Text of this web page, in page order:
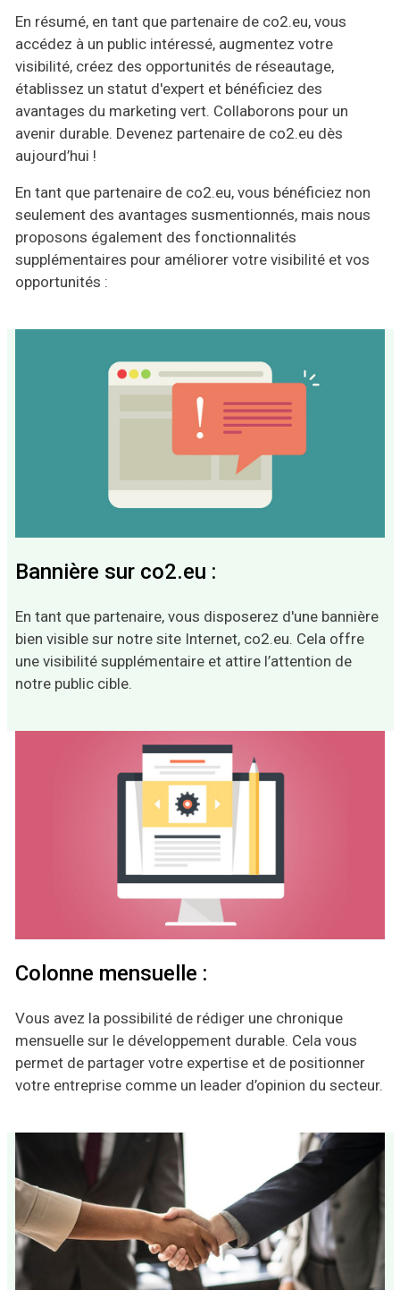
En résumé, en tant que partenaire de co2.eu, vous
accédez à un public intéressé, augmentez votre
visibilité, créez des opportunités de réseautage,
établissez un statut d'expert et bénéficiez des
avantages du marketing vert. Collaborons pour un
avenir durable. Devenez partenaire de co2.eu dès
aujourd’hui !
En tant que partenaire de co2.eu, vous bénéficiez non
seulement des avantages susmentionnés, mais nous
proposons également des fonctionnalités
supplémentaires pour améliorer votre visibilité et vos
opportunités :
Bannière sur co2.eu :
En tant que partenaire, vous disposerez d'une bannière
bien visible sur notre site Internet, co2.eu. Cela offre
une visibilité supplémentaire et attire l’attention de
notre public cible.
Colonne mensuelle :
Vous avez la possibilité de rédiger une chronique
mensuelle sur le développement durable. Cela vous
permet de partager votre expertise et de positionner
votre entreprise comme un leader d’opinion du secteur.